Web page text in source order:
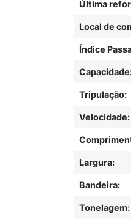
Última
Local de
Índice
Tripulação:
Velocidade:
Largura:
Bandeira:
Tonelagem: